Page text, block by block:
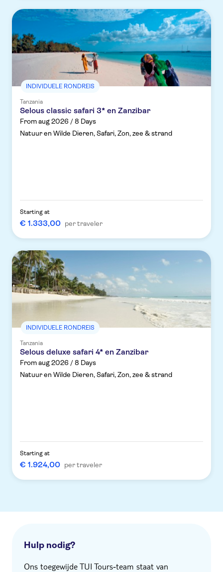
INDIVIDUELE RONDREIS
Tanzania
Selous classic safari 3* en Zanzibar
From aug 2026 / 8 Days
Natuur en Wilde Dieren, Safari, Zon, zee & strand
Starting at
€ 1.333,00 per traveler
INDIVIDUELE RONDREIS
Tanzania
Selous deluxe safari 4* en Zanzibar
From aug 2026 / 8 Days
Natuur en Wilde Dieren, Safari, Zon, zee & strand
Starting at
€ 1.924,00 per traveler
Hulp nodig?
Ons toegewijde TUI Tours‑team staat van